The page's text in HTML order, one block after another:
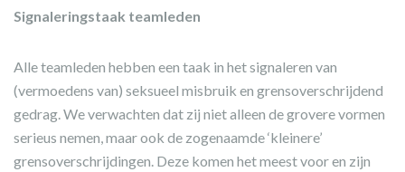
Signaleringstaak teamleden
Alle teamleden hebben een taak in het signaleren van
(vermoedens van) seksueel misbruik en grensoverschrijdend
gedrag. We verwachten dat zij niet alleen de grovere vormen
serieus nemen, maar ook de zogenaamde ‘kleinere’
grensoverschrijdingen. Deze komen het meest voor en zijn